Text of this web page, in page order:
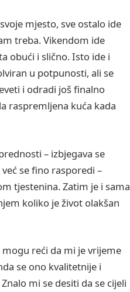
mjesto, sve ostalo ide
treba. Vikendom ide
obući i slično. Isto ide i
u potpunosti, ali se
i odradi još finalno
raspremljena kuća kada
– izbjegava se
se fino rasporedi –
tjestenina. Zatim je i sama
koliko je život olakšan
reći da mi je vrijeme
se ono kvalitetnije i
mi se desiti da se cijeli